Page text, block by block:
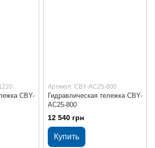
CBY-
Артикул: CBY-AC25-800
Гидравлическая тележка CBY-
AC25-800
12 540 грн
Купить